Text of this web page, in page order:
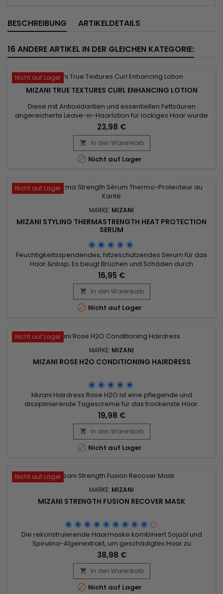
BESCHREIBUNG ARTIKELDETAILS
16 ANDERE ARTIKEL IN DER GLEICHEN KATEGORIE:
Nicht auf Lager
MIZANI TRUE TEXTURES CURL ENHANCING LOTION
Diese mit Antioxidantien und essentiellen Fettsäuren
angereicherte Leave-in-Haarlotion für lockiges Haar wurde
entwickelt, um Schäden zu reparieren, tiefenwirksam
Feuchtigkeit zu spenden und den Glanz wiederherzustellen.
Mizani True Textures Curl Enhancing Lotion ist perfekt, um
Locken neu zu definieren und das Haar mit Nährstoffen zu
versorgen....
23,98 €
 In den Warenkorb
 Nicht auf Lager
Nicht auf Lager
MARKE: MIZANI
MIZANI STYLING THERMASTRENGTH HEAT PROTECTION
SERUM
Feuchtigkeitsspendendes, hitzeschützendes Serum für das
Haar.&nbsp; Es beugt Brüchen und Schäden durch
Hitzewerkzeuge vor, kontrolliert Frizz und glättet die Strähnen.
&nbsp;Mizani Styling Thermastrength Heat-protecting Serum
stärkt die interzelluläre Zementbarriere, nährt, dringt in die
Haarfaser ein und repariert sie gründlich. Angereichert mit...
16,95 €
 In den Warenkorb
 Nicht auf Lager
Nicht auf Lager
MARKE: MIZANI
MIZANI ROSE H2O CONDITIONING HAIRDRESS
Mizani Hairdress Rose H2O Ist eine pflegende und
disziplinierende Tagescreme für das trockenste Haar.
Angereichert mit anregendem Rosmarin-Extrakt und
stärkendem Panthenol wird Ihr Haar tiefenwirksam gepflegt
und von außen geschützt. Kann häufiger verwendet werden,
ohne das Haar zu beschweren oder zu fetten. Für alle
Haartypen geeignet, zieht sofort...
19,98 €
 In den Warenkorb
 Nicht auf Lager
Nicht auf Lager
MARKE: MIZANI
MIZANI STRENGTH FUSION RECOVER MASK
Die rekonstruierende Haarmaske kombiniert Sojaöl und
Spirulina-Algenextrakt, um geschädigtes Haar zu
revitalisieren. Reich an Proteinen und essentiellen
Nährstoffen spendet Sojaöl tief Feuchtigkeit und verbessert
die Haarstruktur, während Spirulina, beladen mit Vitaminen
und Mineralien, das Haar stärkt und das Wachstum anregt.
Ideal für trockenes oder...
38,98 €
 In den Warenkorb
 Nicht auf Lager